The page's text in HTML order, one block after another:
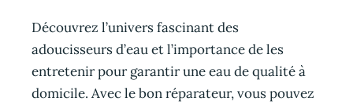
Découvrez l’univers fascinant des
adoucisseurs d’eau et l’importance de les
entretenir pour garantir une eau de qualité à
domicile. Avec le bon réparateur, vous pouvez